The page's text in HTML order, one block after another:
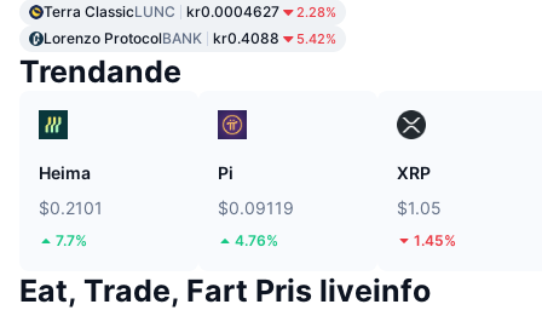
Terra ClassicLUNC kr0.0004627 2.28%
Lorenzo ProtocolBANK kr0.4088 5.42%
Trendande
Heima
$0.2101
7.7%
Pi
$0.09119
4.76%
XRP
$1.05
1.45%
Eat, Trade, Fart Pris liveinfo